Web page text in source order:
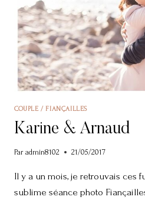
COUPLE / FIANÇAILLES
Karine & Arnaud
Par admin8102 21/05/2017
Il y a un mois, je retrouvais ces
sublime séance photo